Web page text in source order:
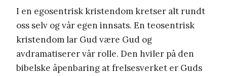
I en egosentrisk kristendom kretser alt rundt
oss selv og vår egen innsats. En teosentrisk
kristendom lar Gud være Gud og
avdramatiserer vår rolle. Den hviler på den
bibelske åpenbaring at frelsesverket er Guds